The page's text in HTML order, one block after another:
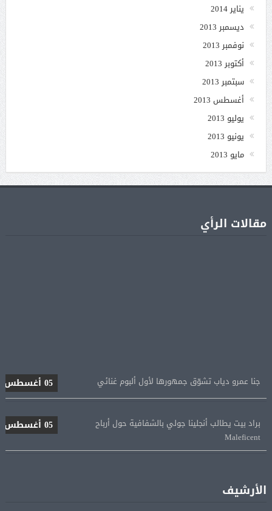
يناير 2014
ديسمبر 2013
نوفمبر 2013
أكتوبر 2013
سبتمبر 2013
أغسطس 2013
يوليو 2013
يونيو 2013
مايو 2013
مقالات الرأي
Maleficent
الأرشيف